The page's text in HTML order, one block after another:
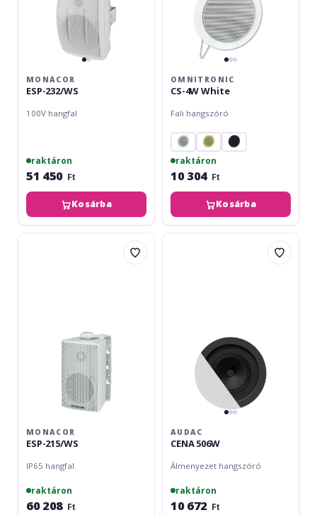
MONACOR
ESP-232/WS
100V hangfal
raktáron
51 450 Ft
Kosárba
OMNITRONIC
CS-4W White
Fali hangszóró
raktáron
10 304 Ft
Kosárba
Monacor
MONACOR
ESP-215/WS
IP65 hangfal
raktáron
60 208 Ft
Audac
AUDAC
CENA 506W
Álmenyezet hangszóró
raktáron
10 672 Ft